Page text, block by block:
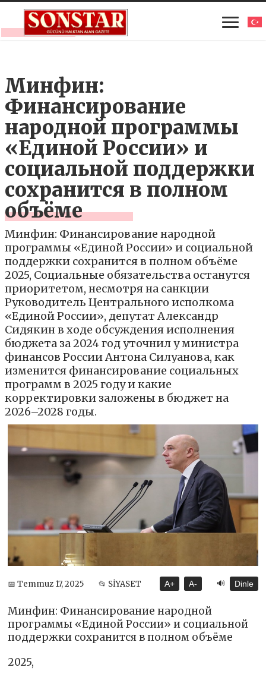
Минфин:
Финансирование
народной программы
«Единой России» и
социальной поддержки
сохранится в полном
объёме
Минфин: Финансирование народной
программы «Единой России» и социальной
поддержки сохранится в полном объёме
2025, Социальные обязательства останутся
приоритетом, несмотря на санкции
Руководитель Центрального исполкома
«Единой России», депутат Александр
Сидякин в ходе обсуждения исполнения
бюджета за 2024 год уточнил у министра
финансов России Антона Силуанова, как
изменится финансирование социальных
программ в 2025 году и какие
корректировки заложены в бюджет на
2026–2028 годы.
📅 Temmuz 17, 2025 📂 SİYASET A+ A- 🔊 Dinle
Минфин: Финансирование народной
программы «Единой России» и социальной
поддержки сохранится в полном объёме
2025,